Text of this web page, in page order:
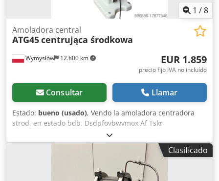
1 /8
Wymysłów 12.800 km
Amoladora central
ATG45centrująca środkowa
EUR 1.859
precio fijo IVA no incluído
Consultar Llamar
Estado: bueno (usado), Vendo la amoladora centradora
strod, en estado bdb. Dsdpfovbwvmox Af Tskr
Clasificado